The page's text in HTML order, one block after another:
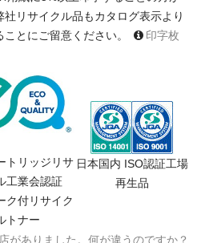
リサイクル品もカタログ表示より
とにご留意ください。
印字枚
トリッジリサ
工業会認証
ク付リサイク
トナー
日本国内 ISO認証工場
再生品
がありました。何が違うのですか？